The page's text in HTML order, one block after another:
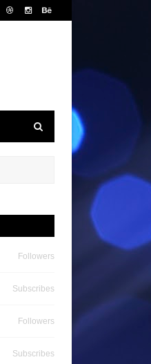
Followers
Subscribes
Followers
Subscribes